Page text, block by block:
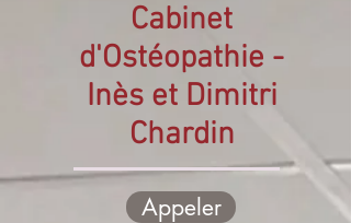
Cabinet
d'Ostéopathie -
Inès et Dimitri
Chardin
Appeler